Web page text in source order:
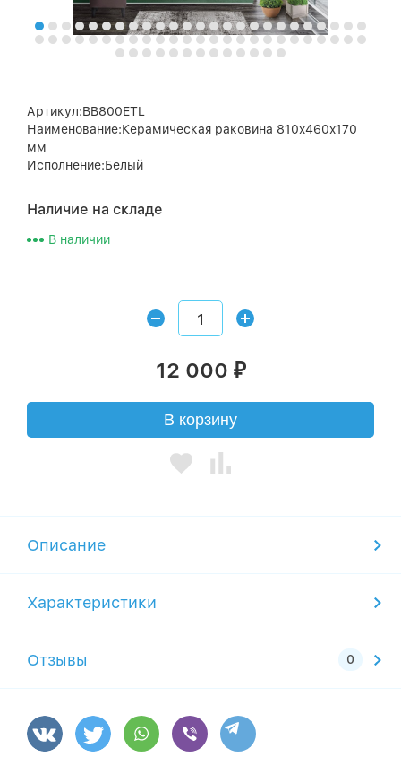
Артикул:BB800ETL
Наименование:Керамическая раковина 810x460x170
мм
Исполнение:Белый
Наличие на складе
В наличии
12 000 ₽
В корзину
Описание
Характеристики
Отзывы